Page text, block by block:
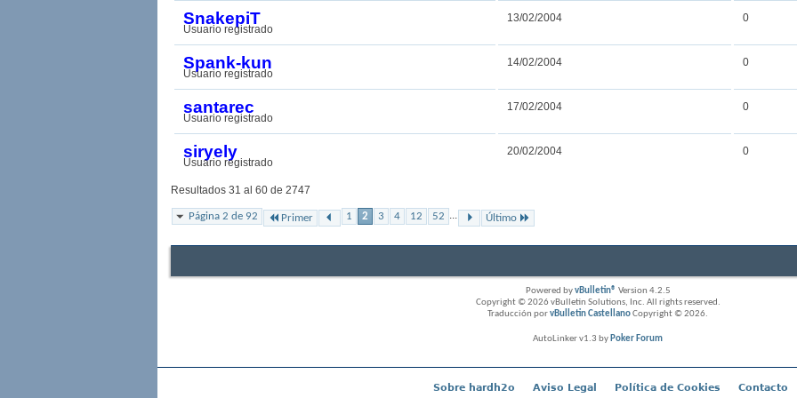
SnakepiT
Usuario registrado
13/02/2004 0
Spank-kun
Usuario registrado
14/02/2004 0
santarec
Usuario registrado
17/02/2004 0
siryely
Usuario registrado
20/02/2004 0
Resultados 31 al 60 de 2747
Página 2 de 92 Primer 1 2 3 4 12 52 ... Último
Powered byvBulletin® Version 4.2.5
Copyright © 2026 vBulletin Solutions, Inc. All rights reserved.
Traducción porvBulletin CastellanoCopyright © 2026.
AutoLinker v1.3 by Poker Forum
Sobre hardh2o Aviso Legal Política de Cookies Contacto